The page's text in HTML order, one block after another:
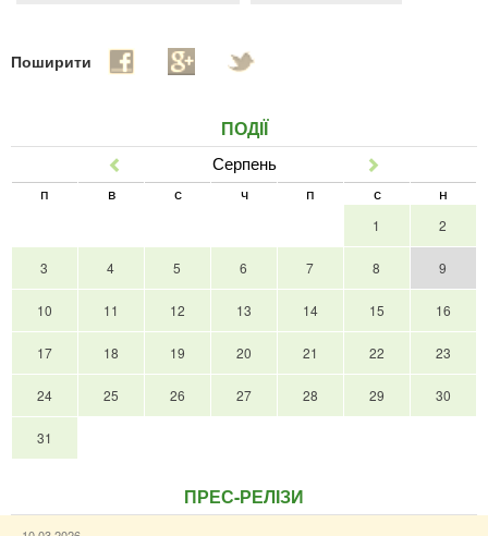
Поширити
ПОДІЇ
Серпень
п в с ч п с н
1 2
3 4 5 6 7 8 9
10 11 12 13 14 15 16
17 18 19 20 21 22 23
24 25 26 27 28 29 30
31
ПРЕС-РЕЛІЗИ